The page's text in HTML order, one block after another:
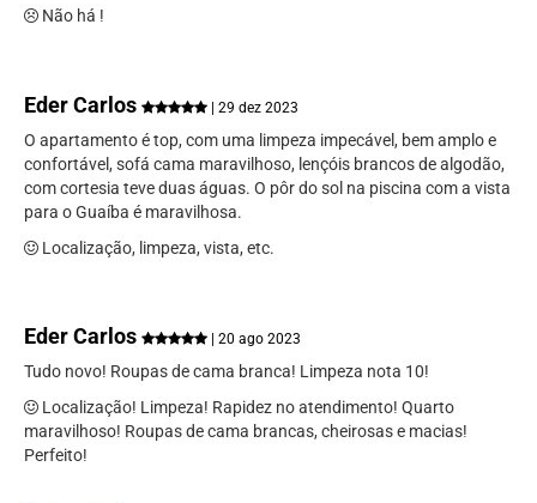
Não há !
Eder Carlos | 29 dez 2023
O apartamento é top, com uma limpeza impecável, bem amplo e
confortável, sofá cama maravilhoso, lençóis brancos de algodão,
com cortesia teve duas águas. O pôr do sol na piscina com a vista
para o Guaíba é maravilhosa.
Localização, limpeza, vista, etc.
Eder Carlos | 20 ago 2023
Tudo novo! Roupas de cama branca! Limpeza nota 10!
Localização! Limpeza! Rapidez no atendimento! Quarto
maravilhoso! Roupas de cama brancas, cheirosas e macias!
Perfeito!